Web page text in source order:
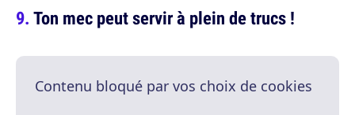
Ton mec peut servir à plein de trucs !
Contenu bloqué par vos choix de cookies